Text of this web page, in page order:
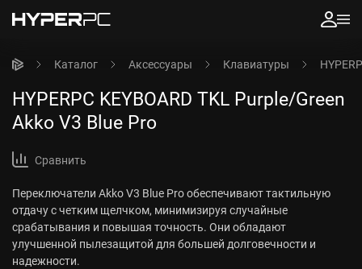
Каталог Аксессуары Клавиатуры
HYPERPC KEYBOARD TKL Purple/Green
Akko V3 Blue Pro
Сравнить
Переключатели Akko V3 Blue Pro обеспечивают тактильную
отдачу с четким щелчком, минимизируя случайные
срабатывания и повышая точность. Они обладают
улучшенной пылезащитой для большей долговечности и
надежности.